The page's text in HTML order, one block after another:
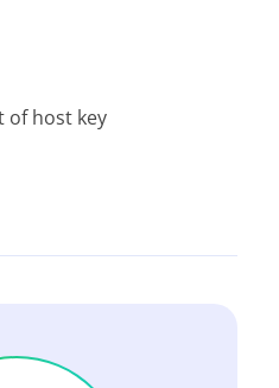
of host key